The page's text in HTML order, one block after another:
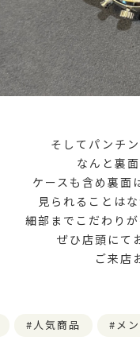
そしてパンチ
なんと裏
ケースも含め裏面
見られることは
細部までこだわり
ぜひ店頭にて
ご来店
人気商品 メ